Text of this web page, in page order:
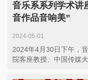
音乐系系列学术讲
音作品音响美”
2024-05-01
2024年4月30日下午，
院客座教授、中国传媒